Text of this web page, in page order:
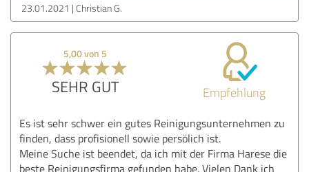
23.01.2021 Christian G.
5,00 von 5
SEHR GUT Empfehlung
Es ist sehr schwer ein gutes Reinigungsunternehmen zu
finden, dass profisionell sowie persölich ist.
Meine Suche ist beendet, da ich mit der Firma Harese die
beste Reinigungsfirma gefunden habe. Vielen Dank ich